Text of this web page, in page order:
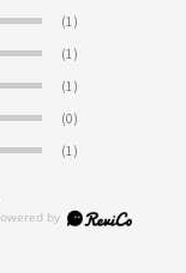
(1)
(1)
(1)
(0)
(1)